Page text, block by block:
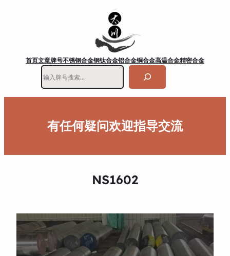
首页文章牌号不锈钢合金钢钛合金铝合金铜合金高温合金精密合金
有任何疑问欢迎指导交流
NS1602